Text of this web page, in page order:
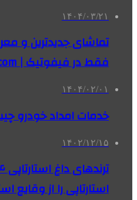
۱۴۰۴/۰۳/۲۱
تماشای جدیدترین و
فقط در فیفوتیک | Fifotik.com
۱۴۰۴/۰۲/۰۱
خدمات امداد خودرو
۱۴۰۲/۱۲/۱۵
استارتاپی را از وقایع